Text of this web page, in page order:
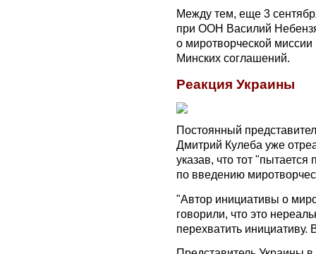
Между тем, еще 3
при ООН Василий
о миротворческой
Минских соглашений.
Реакция Украины
Постоянный
Дмитрий Кулеба уже
указав, что тот
по введению
"Автор инициативы о
говорили, что это
перехватить